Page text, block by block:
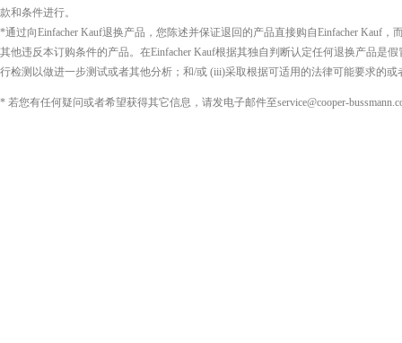
款和条件进行。
*通过向Einfacher Kauf退换产品，您陈述并保证退回的产品直接购自Einfacher Kauf
其他违反本订购条件的产品。在Einfacher Kauf根据其独自判断认定任何退换产品是
行检测以做进一步测试或者其他分析；和/或 (iii)采取根据可适用的法律可能要求的或
* 若您有任何疑问或者希望获得其它信息，请发电子邮件至service@cooper-